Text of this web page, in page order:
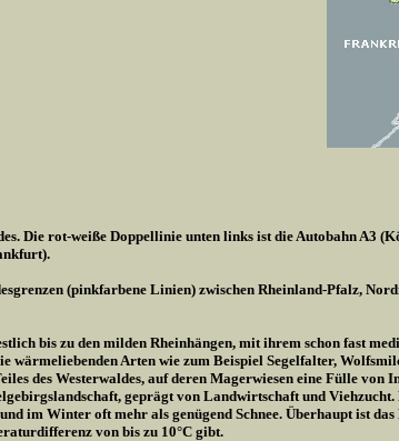
Die rot-weiße Doppellinie unten links ist die Autobahn A3
(pinkfarbene Linien) zwischen Rheinland-Pfalz,
bis zu den milden Rheinhängen, mit ihrem schon fast
wärmeliebenden Arten wie zum Beispiel Segelfalter,
des Westerwaldes, auf deren Magerwiesen eine Fülle von
geprägt von Landwirtschaft und Viehzucht.
im Winter oft mehr als genügend Schnee. Überhaupt ist
von bis zu 10°C gibt.